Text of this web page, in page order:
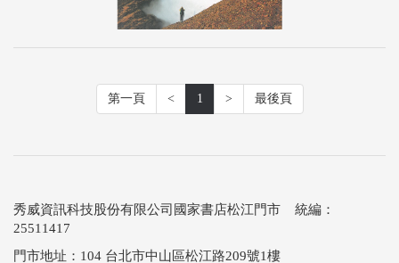
第一頁 < 1 > 最後頁
秀威資訊科技股份有限公司國家書店松江門市 統編：
25511417
門市地址：104 台北市中山區松江路209號1樓